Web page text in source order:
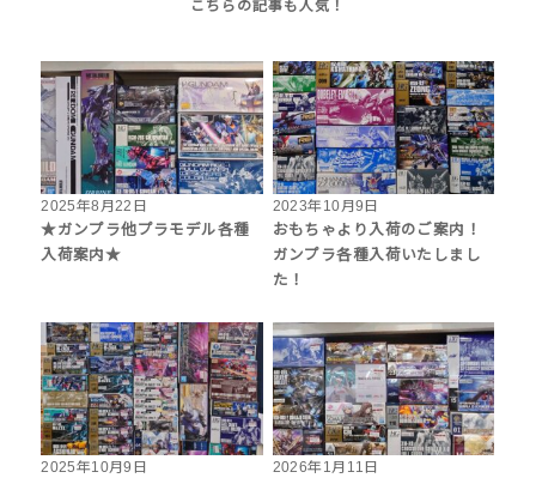
2025年8月22日
★ガンプラ他プラモデル各種
入荷案内★
2023年10月9日
おもちゃより入荷のご案内！
ガンプラ各種入荷いたしまし
た！
2025年10月9日
2026年1月11日